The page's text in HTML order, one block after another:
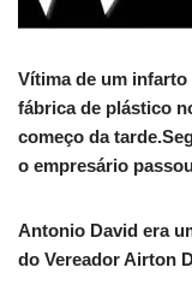
Vítima de um
fábrica de plástico
começo da
o empresário
Antonio David era
do Vereador Airton